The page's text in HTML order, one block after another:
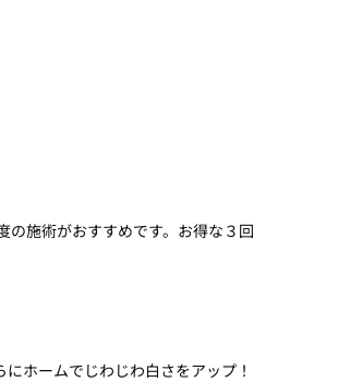
の施術がおすすめです。お得な３回
ホームでじわじわ白さをアップ！